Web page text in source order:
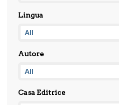
Lingua
Autore
Casa Editrice